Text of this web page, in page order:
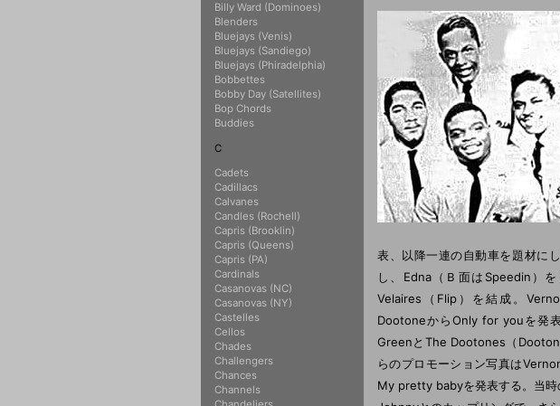
表、以降一連の自動車を題材に
し、Edna（Ｂ面はSpeedin）
Velaires（Flip）を結成。
DootoneからOnly for youを発
GreenとThe Dootones（
らのプロモーション写真は
My pretty babyを発表する。当
Billy Ward (Dominoes)
Blenders
Bluejays (Venis)
Bluejays (Sandiego)
Bluejays (Phiradelphia)
Bobbettes
Bobby Day (Satellites)
Bop Chords
Buddies
C
Cadets
Cadillacs
Calvanes
Candles (Rochell)
Capris (Brooklin)
Capris (Queens)
Capris (PA)
Cardinals
Casanovas (NC)
Casanovas (NY)
Castelles
Cellos
Chades
Challengers
Chances
Channels